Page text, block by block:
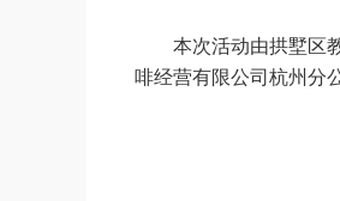
本次活动由拱墅区
啡经营有限公司杭州分